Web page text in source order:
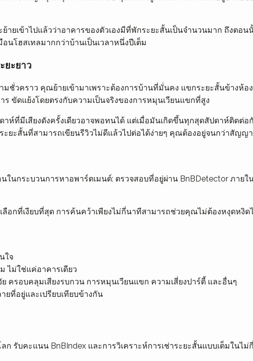
ายเข้าไปแล้วว่าอาคารของตัวเองมีที่พักระยะสั้นเป็นจำนวนมาก ถึงต
นโฮสเทลมากกว่าบ้านเป็นเวลาหนึ่งปีเต็ม
ยะยาว
ชั่วคราว คุณย้ายเข้ามาเพราะต้องการบ้านที่มั่นคง แขกระยะสั้นข้างห้
ขัดแย้งโดยตรงกับความเป็นจริงของการหมุนเวียนแขกที่สูง
ห์ที่มีเสียงดังครั้งเดียวอาจพอทนได้ แต่เมื่อมันเกิดขึ้นทุกสุดสัปดาห์ติด
ะยะสั้นที่สามารถเขียนรีวิวไม่ดีแล้วไปต่อได้ง่ายๆ คุณต้องอยู่จนกว่าสัญญ
นกระบวนการหาอพาร์ตเมนต์: ตรวจสอบที่อยู่ผ่าน BnBDetector ภาย
ลือกที่เงียบที่สุด การค้นคว้าเพียงไม่กี่นาทีสามารถช่วยคุณไม่ต้องหงุดหงิด
ใจ
ไม่ใช่แค่อาคารเดียว
ย ครอบคลุมเสียงรบกวน การหมุนเวียนแขก ความเสี่ยงปาร์ตี้ และอื่นๆ
ที่อยู่และเปรียบเทียบข้างกัน
ก รับคะแนน BnBIndex และการวิเคราะห์การเช่าระยะสั้นแบบเต็มในไม่